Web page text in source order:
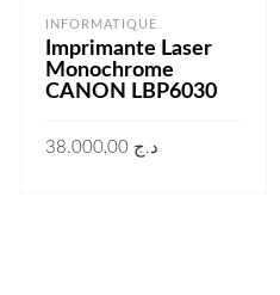
INFORMATIQUE
Imprimante Laser
Monochrome
CANON LBP6030
د.ج 38.000,00